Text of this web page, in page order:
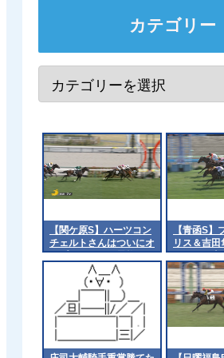
カテゴリー
【関ケ原S】ハーツコン
チェルトさんはついにオ
ープンクラスへ昇格でき
【青函S】
リス＆吉田
━━━━(ﾟ